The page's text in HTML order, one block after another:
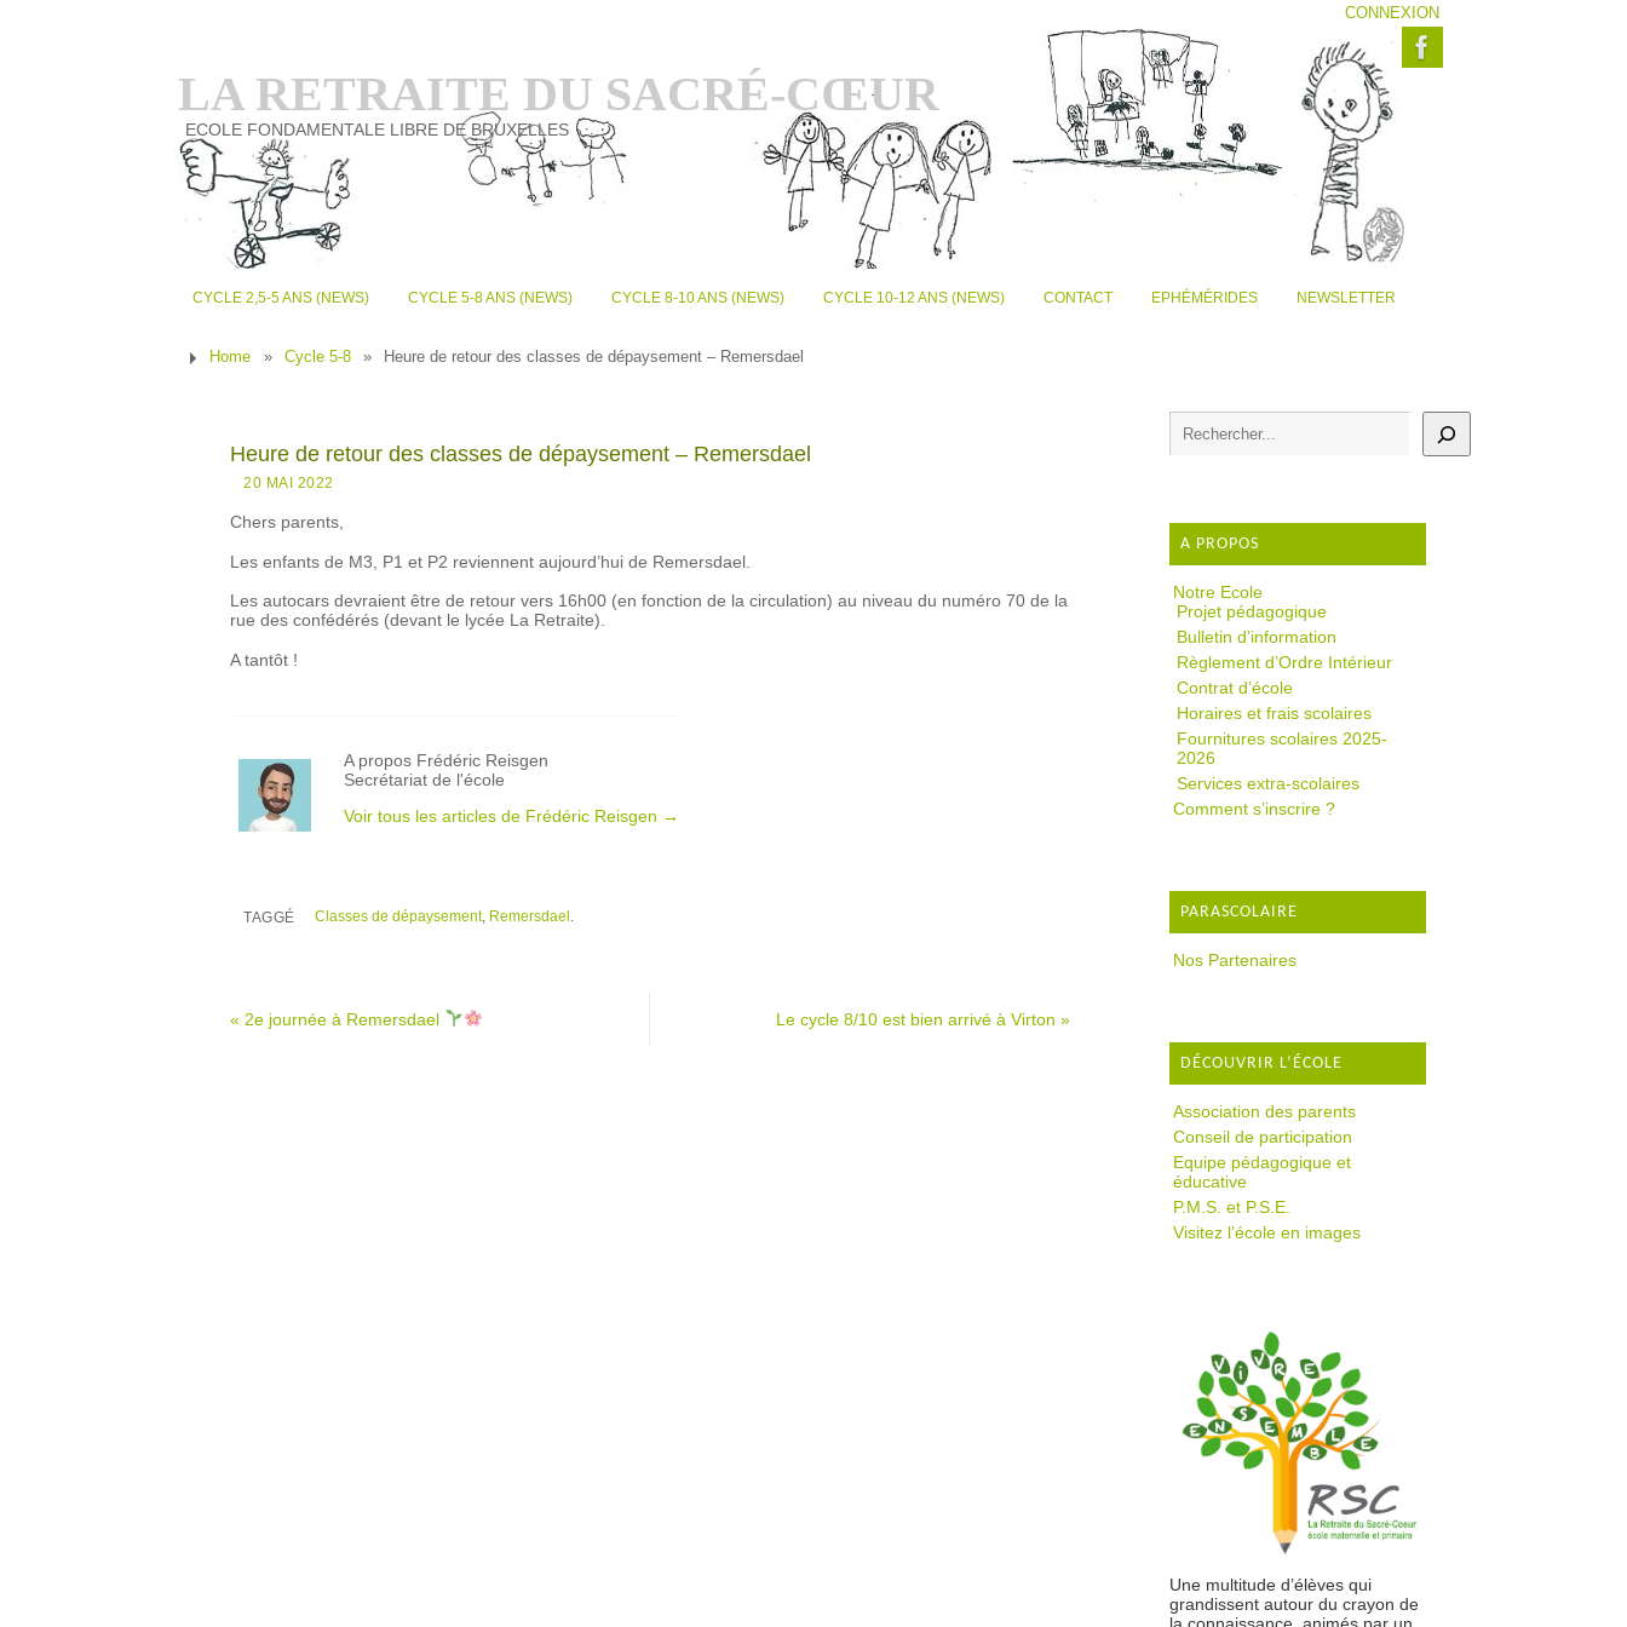
CONNEXION
LA RETRAITE DU SACRÉ-CŒUR
ECOLE FONDAMENTALE LIBRE DE BRUXELLES
CYCLE 2,5-5 ANS (NEWS) CYCLE 5-8 ANS (NEWS) CYCLE 8-10 ANS (NEWS) CYCLE 10-12 ANS (NEWS) CONTACT EPHÉMÉRIDES NEWSLETTER
Home » Cycle 5-8 » Heure de retour des classes de dépaysement – Remersdael
Heure de retour des classes de dépaysement – Remersdael
20 MAI 2022
Chers parents,
Les enfants de M3, P1 et P2 reviennent aujourd’hui de Remersdael.
Les autocars devraient être de retour vers 16h00 (en fonction de la circulation) au niveau du numéro 70 de la
rue des confédérés (devant le lycée La Retraite).
A tantôt !
A propos Frédéric Reisgen
Secrétariat de l'école
Voir tous les articles de Frédéric Reisgen →
TAGGÉ Classes de dépaysement, Remersdael .
« 2e journée à Remersdael Le cycle 8/10 est bien arrivé à Virton »
A PROPOS
Notre Ecole
Projet pédagogique
Bulletin d’information
Règlement d’Ordre Intérieur
Contrat d’école
Horaires et frais scolaires
Fournitures scolaires 2025-
2026
Services extra-scolaires
Comment s’inscrire ?
PARASCOLAIRE
Nos Partenaires
DÉCOUVRIR L’ÉCOLE
Association des parents
Conseil de participation
Equipe pédagogique et
éducative
P.M.S. et P.S.E.
Visitez l’école en images
Une multitude d’élèves qui
grandissent autour du crayon de